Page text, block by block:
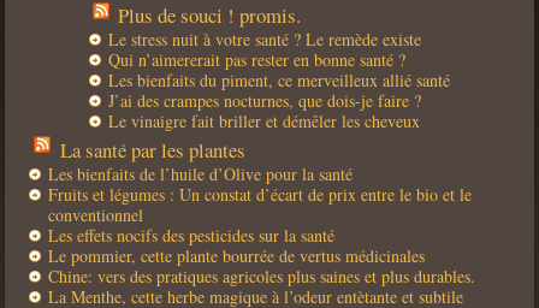
Plus de souci ! promis.
Le stress nuit à votre santé ? Le remède existe
Qui n’aimererait pas rester en bonne santé ?
Les bienfaits du piment, ce merveilleux allié santé
J’ai des crampes nocturnes, que dois-je faire ?
Le vinaigre fait briller et démêler les cheveux
La santé par les plantes
Les bienfaits de l’huile d’Olive pour la santé
Fruits et légumes : Un constat d’écart de prix entre le bio et le
conventionnel
Les effets nocifs des pesticides sur la santé
Le pommier, cette plante bourrée de vertus médicinales
Chine: vers des pratiques agricoles plus saines et plus durables.
La Menthe, cette herbe magique à l’odeur entètante et subtile